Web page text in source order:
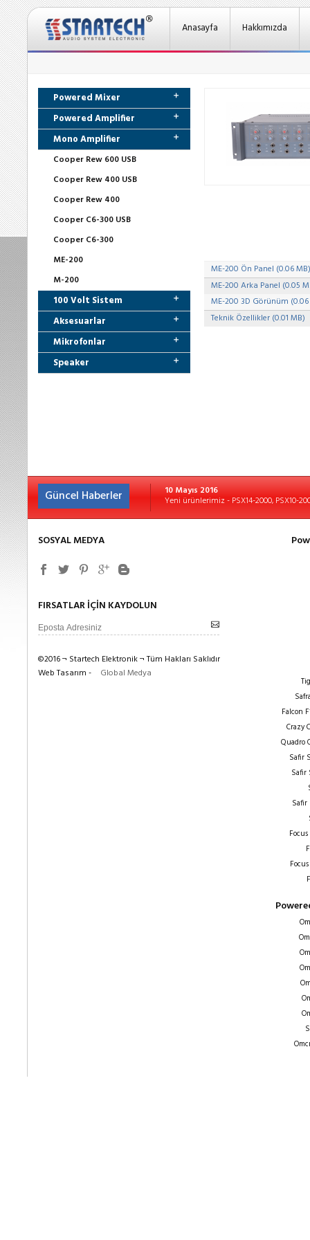
Anasayfa Hakkımızda
Powered Mixer
Powered Amplifier
Mono Amplifier
Cooper Rew 600 USB
Cooper Rew 400 USB
Cooper Rew 400
Cooper C6-300 USB
Cooper C6-300
ME-200
M-200
100 Volt Sistem
Aksesuarlar
Mikrofonlar
Speaker
ME-200 Ön Panel (0.06 MB)
ME-200 Arka Panel (0.05
ME-200 3D Görünüm
Teknik Özellikler (0.01 MB)
Güncel Haberler 10 Mayıs 2016
Yeni ürünlerimiz - PSX14-2000, PSX10-
SOSYAL MEDYA
FIRSATLAR İÇİN KAYDOLUN
©2016 ¬ Startech Elektronik ¬ Tüm Hakları Saklıdır
Web Tasarım -
Global Medya
Falcon
Crazy
Quadro
Safir
Safir
Safir